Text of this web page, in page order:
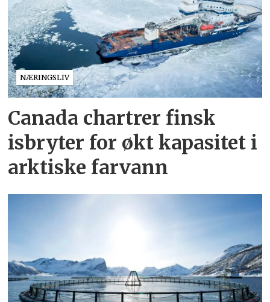
NÆRINGSLIV
Canada chartrer finsk
isbryter for økt kapasitet i
arktiske farvann